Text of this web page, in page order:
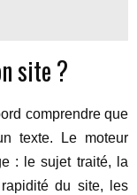
site ?
comprendre que
texte. Le moteur
: le sujet traité, la
du site, les